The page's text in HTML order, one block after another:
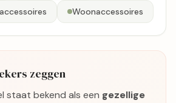
Woonaccessoires
zeggen
staat bekend als een gezellige